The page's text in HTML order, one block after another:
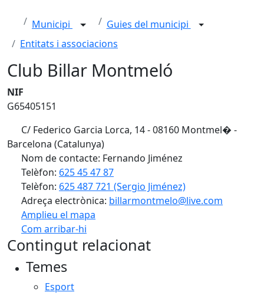
Municipi
Guies del municipi
Entitats i associacions
Club Billar Montmeló
NIF
G65405151
C/ Federico Garcia Lorca, 14 - 08160 Montmel� -
Barcelona (Catalunya)
Nom de contacte: Fernando Jiménez
Telèfon: 625 45 47 87
Telèfon: 625 487 721 (Sergio Jiménez)
Adreça electrònica: billarmontmelo@live.com
Amplieu el mapa
Com arribar-hi
+
Contingut relacionat
Temes
Esport